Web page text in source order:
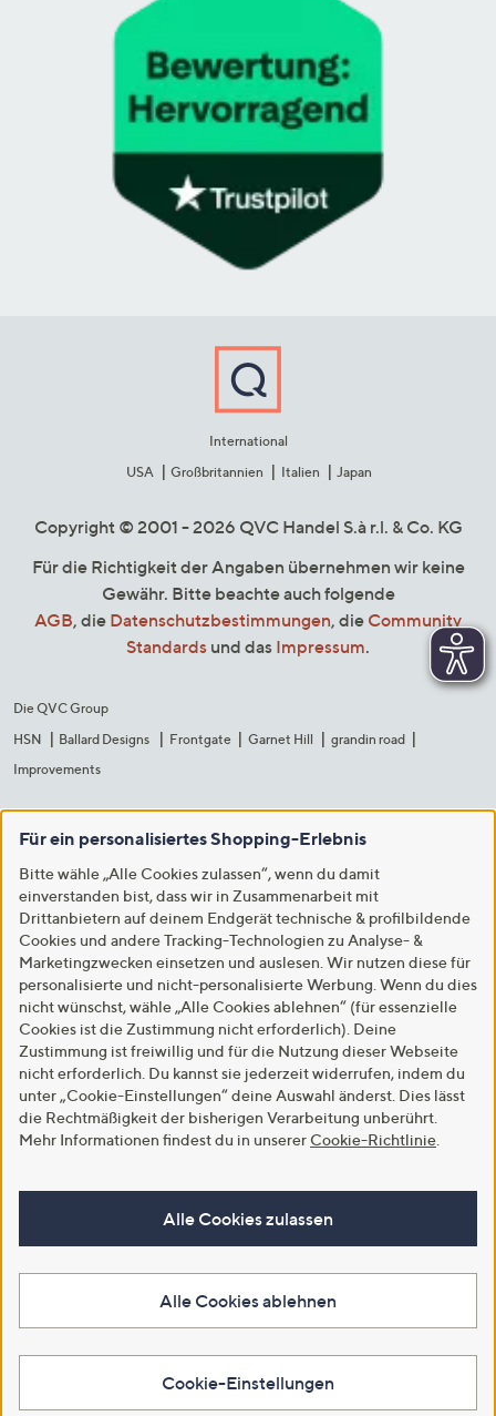
International
USA
Großbritannien Italien Japan
Copyright © 2001 - 2026 QVC Handel S.à r.l. & Co. KG
Für die Richtigkeit der Angaben übernehmen wir keine
Gewähr. Bitte beachte auch folgende
AGB, die Datenschutzbestimmungen, die Community
Standards und das Impressum.
Die QVC Group
HSN
Ballard Designs Frontgate Garnet Hill
grandin road
Improvements
Für ein personalisiertes Shopping-Erlebnis
Bitte wähle „Alle Cookies zulassen“, wenn du damit
einverstanden bist, dass wir in Zusammenarbeit mit
Drittanbietern auf deinem Endgerät technische & profilbildende
Cookies und andere Tracking-Technologien zu Analyse- &
Marketingzwecken einsetzen und auslesen. Wir nutzen diese für
personalisierte und nicht-personalisierte Werbung. Wenn du dies
nicht wünschst, wähle „Alle Cookies ablehnen“ (für essenzielle
Cookies ist die Zustimmung nicht erforderlich). Deine
Zustimmung ist freiwillig und für die Nutzung dieser Webseite
nicht erforderlich. Du kannst sie jederzeit widerrufen, indem du
unter „Cookie-Einstellungen“ deine Auswahl änderst. Dies lässt
die Rechtmäßigkeit der bisherigen Verarbeitung unberührt.
Mehr Informationen findest du in unserer Cookie-Richtlinie
Alle Cookies zulassen
Alle Cookies ablehnen
Cookie-Einstellungen